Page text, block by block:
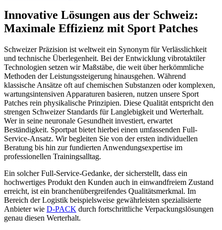
Innovative Lösungen aus der Schweiz:
Maximale Effizienz mit Sport Patches
Schweizer Präzision ist weltweit ein Synonym für Verlässlichkeit
und technische Überlegenheit. Bei der Entwicklung vibrotaktiler
Technologien setzen wir Maßstäbe, die weit über herkömmliche
Methoden der Leistungssteigerung hinausgehen. Während
klassische Ansätze oft auf chemischen Substanzen oder komplexen,
wartungsintensiven Apparaturen basieren, nutzen unsere Sport
Patches rein physikalische Prinzipien. Diese Qualität entspricht den
strengen Schweizer Standards für Langlebigkeit und Werterhalt.
Wer in seine neuronale Gesundheit investiert, erwartet
Beständigkeit. Sportpat bietet hierbei einen umfassenden Full-
Service-Ansatz. Wir begleiten Sie von der ersten individuellen
Beratung bis hin zur fundierten Anwendungsexpertise im
professionellen Trainingsalltag.
Ein solcher Full-Service-Gedanke, der sicherstellt, dass ein
hochwertiges Produkt den Kunden auch in einwandfreiem Zustand
erreicht, ist ein branchenübergreifendes Qualitätsmerkmal. Im
Bereich der Logistik beispielsweise gewährleisten spezialisierte
Anbieter wie D-PACK durch fortschrittliche Verpackungslösungen
genau diesen Werterhalt.